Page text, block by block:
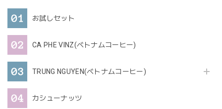
お試しセット
CA PHE VINZ(ベトナムコーヒー)
TRUNG NGUYEN(ベトナムコーヒー)
カシューナッツ